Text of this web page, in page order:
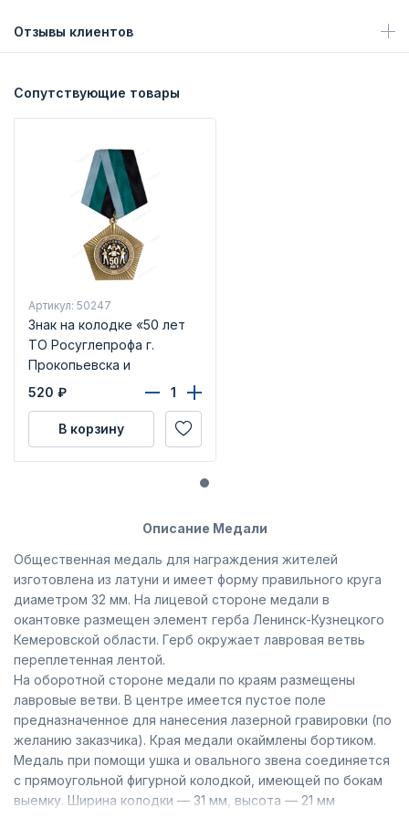
Отзывы клиентов
Сопутствующие товары
Артикул: 50247
Знак на колодке «50 лет
ТО Росуглепрофа г.
Прокопьевска и
Прокопьевского района»
520 ₽
В корзину
Описание Медали
Общественная медаль для награждения жителей
изготовлена из латуни и имеет форму правильного круга
диаметром 32 мм. На лицевой стороне медали в
окантовке размещен элемент герба Ленинск-Кузнецкого
Кемеровской области. Герб окружает лавровая ветвь
переплетенная лентой.
На оборотной стороне медали по краям размещены
лавровые ветви. В центре имеется пустое поле
предназначенное для нанесения лазерной гравировки (по
желанию заказчика). Края медали окаймлены бортиком.
Медаль при помощи ушка и овального звена соединяется
с прямоугольной фигурной колодкой, имеющей по бокам
выемку. Ширина колодки — 31 мм, высота — 21 мм